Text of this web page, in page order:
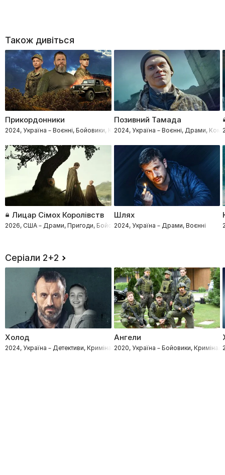
Також дивіться
Прикордонники
2024, Україна – Воєнні, Бойовики, Комедії, Драми
Позивний Тамада
2024, Україна – Воєнні, Драми,
Лицар Сімох Королівств
2026, США – Драми, Пригоди, Бойовики, Фентезі
Шлях
2024, Україна – Драми, Воєнні
Серіали 2+2
Холод
2024, Україна – Детективи, Кримінал
Ангели
2020, Україна – Бойовики, Кримінал